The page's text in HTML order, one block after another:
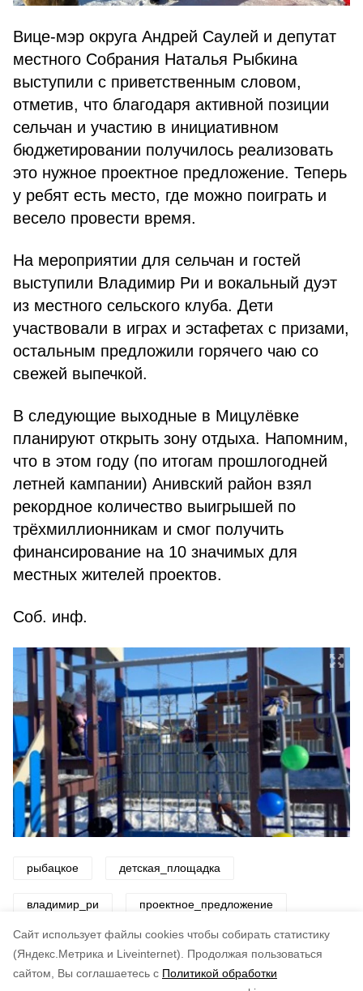
Cайт использует файлы cookies чтобы собирать статистику
(Яндекс.Метрика и Liveinternet).
Продолжая пользоваться
сайтом, Вы соглашаетесь с Политикой обработки
Вице-мэр округа Андрей Саулей и депутат
местного Собрания Наталья Рыбкина
выступили с приветственным словом,
отметив, что благодаря активной позиции
сельчан и участию в инициативном
бюджетировании получилось реализовать
это нужное проектное предложение. Теперь
у ребят есть место, где можно поиграть и
весело провести время.
На мероприятии для сельчан и гостей
выступили Владимир Ри и вокальный дуэт
из местного сельского клуба. Дети
участвовали в играх и эстафетах с призами,
остальным предложили горячего чаю со
свежей выпечкой.
В следующие выходные в Мицулёвке
планируют открыть зону отдыха. Напомним,
что в этом году (по итогам прошлогодней
летней кампании) Анивский район взял
рекордное количество выигрышей по
трёхмиллионникам и смог получить
финансирование на 10 значимых для
местных жителей проектов.
Соб. инф.
рыбацкое детская_площадка
владимир_ри проектное_предложение
Авторы: ADMIN admin